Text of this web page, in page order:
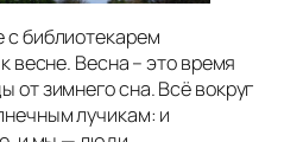
библиотекарем
весне. Весна – это время
от зимнего сна. Всё вокруг
лучикам: и